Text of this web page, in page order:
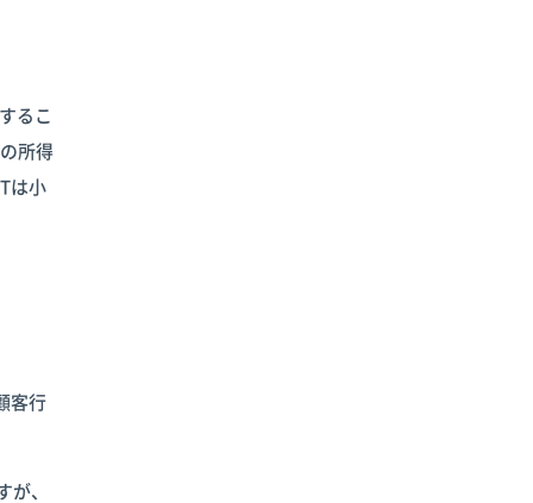
るこ
所得
は小
客行
が、